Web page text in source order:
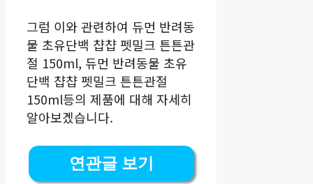
그럼 이와 관련하여 듀먼 반려동
물 초유단백 챱챱 펫밀크 튼튼관
절 150ml, 듀먼 반려동물 초유
단백 챱챱 펫밀크 튼튼관절
150ml등의 제품에 대해 자세히
알아보겠습니다.
연관글 보기